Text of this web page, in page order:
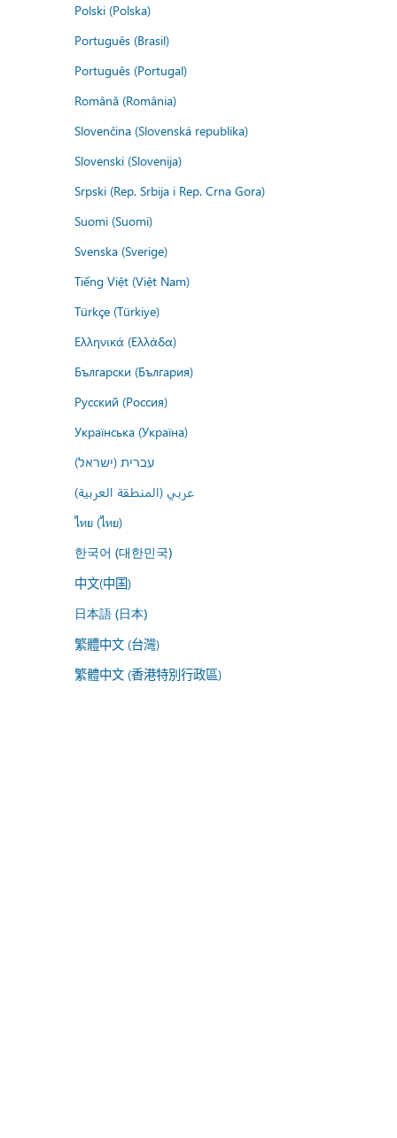
Polski (Polska)
Português (Brasil)
Português (Portugal)
Română (România)
Slovenčina (Slovenská republika)
Slovenski (Slovenija)
Srpski (Rep. Srbija i Rep. Crna Gora)
Suomi (Suomi)
Svenska (Sverige)
Tiếng Việt (Việt Nam)
Türkçe (Türkiye)
Ελληνικά (Ελλάδα)
Български (България)
Русский (Россия)
Українська (Україна)
עברית (ישראל)
عربي (المنطقة العربية)
ไทย (ไทย)
한국어 (대한민국)
中文(中国)
日本語 (日本)
繁體中文 (台灣)
繁體中文 (香港特別行政區)